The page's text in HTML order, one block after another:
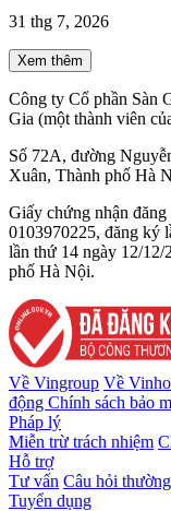
31 thg 7, 2026
Xem thêm
Công ty Cổ phần Sàn
Gia (một thành viên
Số 72A, đường
Xuân, Thành phố Hà
Giấy chứng nhận
0103970225, đăng ký
lần thứ 14 ngày 12/
phố Hà Nội.
Về Vingroup Về
động Chính sách bảo
Pháp lý
Miễn trừ trách nhiệm
Hỗ trợ
Tư vấn Câu hỏi
Tuyển dụng